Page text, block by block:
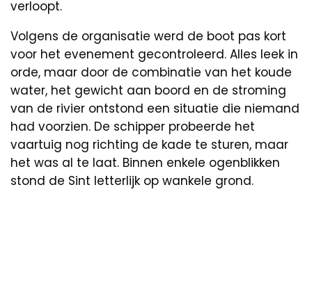
verloopt.
Volgens de organisatie werd de boot pas kort
voor het evenement gecontroleerd. Alles leek in
orde, maar door de combinatie van het koude
water, het gewicht aan boord en de stroming
van de rivier ontstond een situatie die niemand
had voorzien. De schipper probeerde het
vaartuig nog richting de kade te sturen, maar
het was al te laat. Binnen enkele ogenblikken
stond de Sint letterlijk op wankele grond.